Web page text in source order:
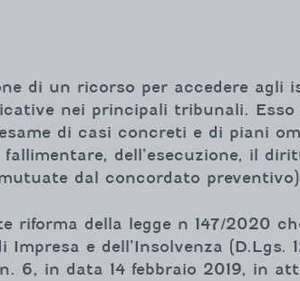
di un ricorso per accedere agli
nei principali tribunali. Esso
di casi concreti e di piani
dell’esecuzione, il
dal concordato
della legge n 147/2020
e dell’Insolvenza (D.Lgs.
6, in data 14 febbraio 2019, in